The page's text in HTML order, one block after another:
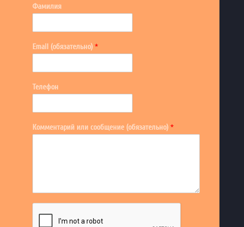
Фамилия
Email (обязательно) *
Телефон
Комментарий или сообщение (обязательно) *